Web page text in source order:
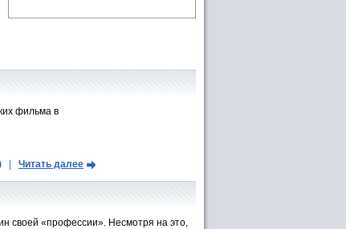
фильма в
Читать далее
своей «профессии». Несмотря на это,